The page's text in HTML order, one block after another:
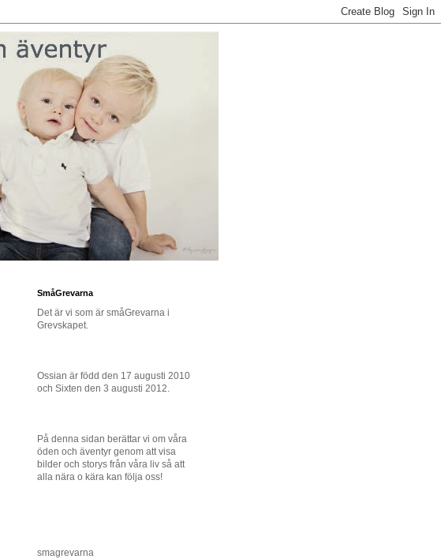
SmåGrevarna
Det är vi som är småGrevarna i
Grevskapet.
Ossian är född den 17 augusti 2010
och Sixten den 3 augusti 2012.
På denna sidan berättar vi om våra
öden och äventyr genom att visa
bilder och storys från våra liv så att
alla nära o kära kan följa oss!
smagrevarna